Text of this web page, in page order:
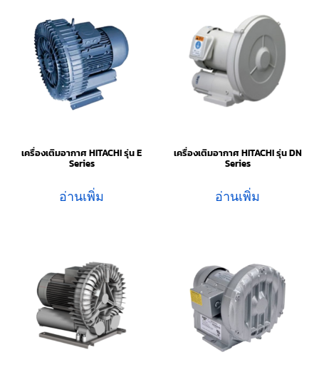
เครื่องเติมอากาศ HITACHI รุ่น E
Series
อ่านเพิ่ม
เครื่องเติมอากาศ HITACHI รุ่น DN
Series
อ่านเพิ่ม